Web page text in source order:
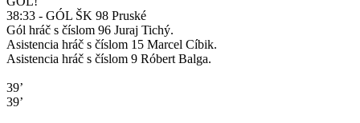
38:33 - GÓL ŠK 98 Pruské
Gól hráč s číslom 96 Juraj Tichý.
Asistencia hráč s číslom 15 Marcel Cíbik.
Asistencia hráč s číslom 9 Róbert Balga.
39’
39’